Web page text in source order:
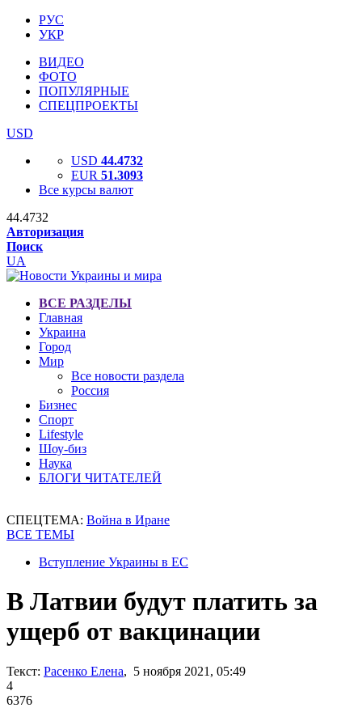
РУС
УКР
ВИДЕО
ФОТО
ПОПУЛЯРНЫЕ
СПЕЦПРОЕКТЫ
USD
USD 44.4732
EUR 51.3093
Все курсы валют
44.4732
Авторизация
Поиск
UA
ВСЕ РАЗДЕЛЫ
Главная
Украина
Город
Мир
Все новости раздела
Россия
Бизнес
Спорт
Lifestyle
Шоу-биз
Наука
БЛОГИ ЧИТАТЕЛЕЙ
СПЕЦТЕМА: Война в Иране
ВСЕ ТЕМЫ
Вступление Украины в ЕС
В Латвии будут платить за
ущерб от вакцинации
Текст: Расенко Елена, 5 ноября 2021, 05:49
4
6376